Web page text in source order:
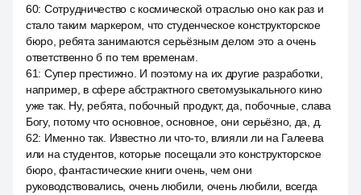
60: Сотрудничество с космической отраслью оно как раз и
стало таким маркером, что студенческое конструкторское
бюро, ребята занимаются серьёзным делом это а очень
ответственно б по тем временам.
61: Супер престижно. И поэтому на их другие разработки,
например, в сфере абстрактного светомузыкального кино
уже так. Ну, ребята, побочный продукт, да, побочные, слава
Богу, потому что основное, основное, они серьёзно, да, д.
62: Именно так. Известно ли что-то, влияли ли на Галеева
или на студентов, которые посещали это конструкторское
бюро, фантастические книги очень, чем они
руководствовались, очень любили, очень любили, всегда